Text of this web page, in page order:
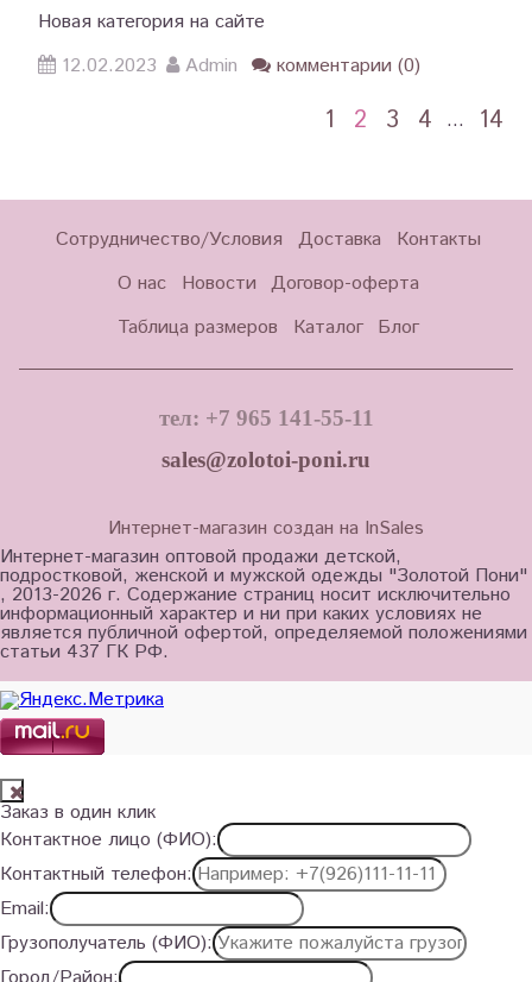
Новая категория на сайте
12.02.2023
Admin комментарии (0)
1 2 3 4 … 14
Сотрудничество/Условия Доставка
Контакты
О нас
Новости Договор-оферта
Таблица размеров
Каталог Блог
тел: +7 965 141-55-11
sales@zolotoi-poni.ru
Интернет-магазин создан на InSales
Интернет-магазин оптовой продажи детской,
подростковой, женской и мужской одежды "Золотой Пони"
, 2013-2026 г. Содержание страниц носит исключительно
информационный характер и ни при каких условиях не
является публичной офертой, определяемой положениями
статьи 437 ГК РФ.
Заказ в один клик
Контактное лицо (ФИО):
Контактный телефон:
Email:
Грузополучатель (ФИО):